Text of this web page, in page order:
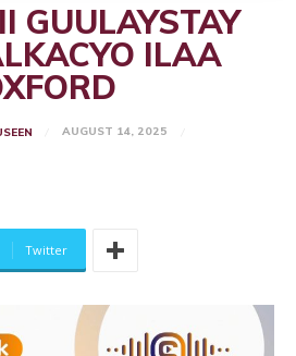
GUULAYSTAY
ILAA
AUGUST 14, 2025
Twitter